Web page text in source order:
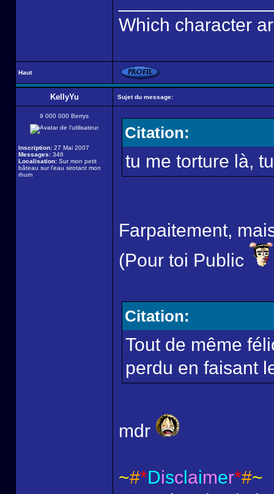
Which character
Haut
KellyYu Sujet du message:
9 000 000 Berrys
Inscription: 27 Mai 2007
Messages: 346
Localisation: Sur mon petit
bâteau sur l'eau sirotant mon
rhum
Citation:
tu me torture là,
Farpaitement,
(Pour toi Public
Citation:
Tout de même
perdu en faisant
mdr
~#*Disclaimer*#~